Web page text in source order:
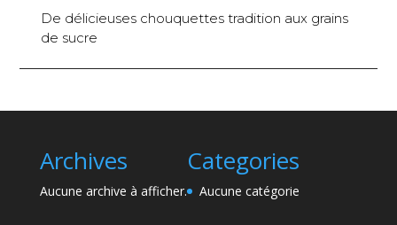
De délicieuses chouquettes tradition aux grains
de sucre
Archives
Aucune archive à afficher.
Categories
Aucune catégorie